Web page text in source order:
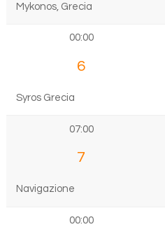
Mykonos, Grecia
00:00
6
Syros Grecia
07:00
7
Navigazione
00:00